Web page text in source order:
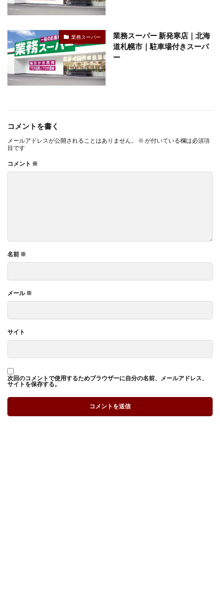
業務スーパー
業務スーパー 新発寒店｜北海
道札幌市｜駐車場付きスーパ
ー
コメントを書く
メールアドレスが公開されることはありません。 ※ が付いている欄は必須項
目です
コメント ※
名前 ※
メール※
サイト
次回のコメントで使用するためブラウザーに自分の名前、メールアドレス、
サイトを保存する。